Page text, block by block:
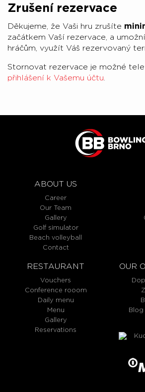
Zrušení rezervace
Děkujeme, že Vaši hru zrušíte
začátkem Vaší rezervace, a
hráčům, využít Váš rezervovaný
Stornovat rezervace je možné
přihlášení k Vašemu účtu
ABOUT US
Career
Our Team
Gallery
Golf simulator
Beach volleyball
Contact
RESTAURANT
Vouchers
Conference rooom
Daily menu
Menu
Gallery
Reservations
OUR